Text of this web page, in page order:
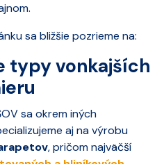
sa bližšie pozrieme na:
typy vonkajších
sa okrem iných
aj na výrobu
, pričom najväčší